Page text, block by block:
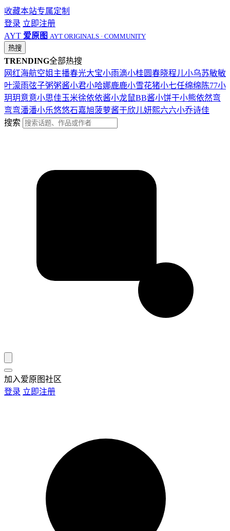
收藏本站专属定制
登录 立即注册
AYT 爱原图 AYT ORIGINALS · COMMUNITY
热搜
TRENDING全部热搜
网红海航空姐 主播春光大宝小雨滴小桂圆春晓程儿小乌苏敏敏
叶濛雨弦子粥粥酱小君小哈娜鹿鹿小雪花猪小七任绵绵 陈77小
玥玥意意小思佳玉米徐依依酱小龙鼠BB酱小饼干小熊依然弯
弯弯潘潘小乐悠悠石嘉旭菠萝酱于欣儿妍熙六六小乔诗佳
搜索
加入爱原图社区
登录 立即注册